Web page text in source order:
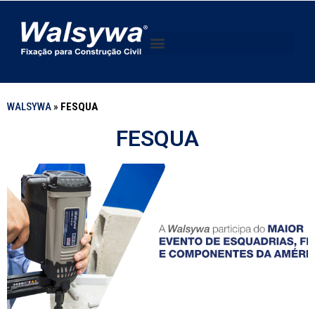
WALSYWA» FESQUA
FESQUA